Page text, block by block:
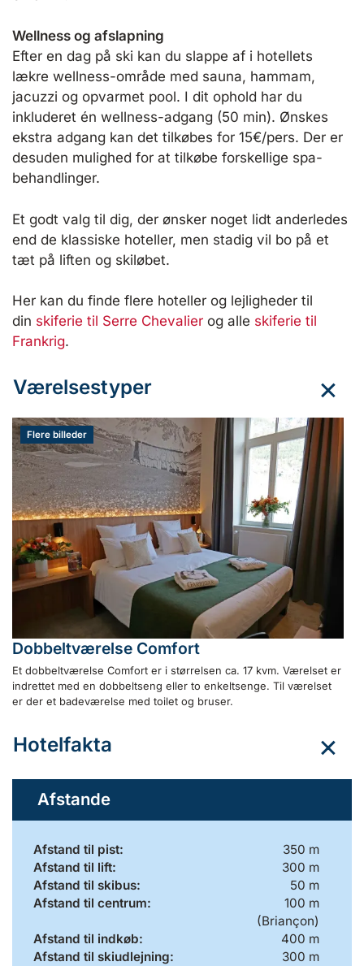
Wellness og afslapning
Efter en dag på ski kan du slappe af i hotellets
lækre wellness-område med sauna, hammam,
jacuzzi og opvarmet pool. I dit ophold har du
inkluderet én wellness-adgang (50 min). Ønskes
ekstra adgang kan det tilkøbes for 15€/pers. Der er
desuden mulighed for at tilkøbe forskellige spa-
behandlinger.
Et godt valg til dig, der ønsker noget lidt anderledes
end de klassiske hoteller, men stadig vil bo på et
tæt på liften og skiløbet.
Her kan du finde flere hoteller og lejligheder til
din skiferie til Serre Chevalier og alle skiferie til
Frankrig.
Værelsestyper
Flere billeder
Dobbeltværelse Comfort
Et dobbeltværelse Comfort er i størrelsen ca. 17 kvm. Værelset er
indrettet med en dobbeltseng eller to enkeltsenge. Til værelset
er der et badeværelse med toilet og bruser.
Hotelfakta
Afstande
Afstand til pist:
350 m
Afstand til lift:
300 m
Afstand til skibus:
50 m
Afstand til centrum:
100 m
(Briançon)
Afstand til indkøb:
400 m
Afstand til skiudlejning:
300 m